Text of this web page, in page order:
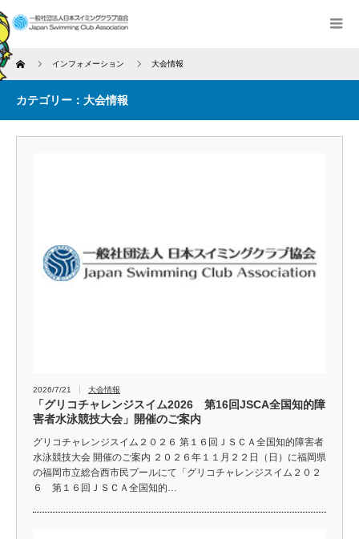
Home インフォメーション 大会情報
カテゴリー：大会情報
2026/7/21 大会情報
「グリコチャレンジスイム2026 第16回JSCA全国知的障
害者水泳競技大会」開催のご案内
グリコチャレンジスイム２０２６ 第１６回ＪＳＣＡ全国知的障害者
水泳競技大会 開催のご案内 ２０２６年１１月２２日（日）に福岡県
の福岡市立総合西市民プールにて「グリコチャレンジスイム２０２
６ 第１６回ＪＳＣＡ全国知的…